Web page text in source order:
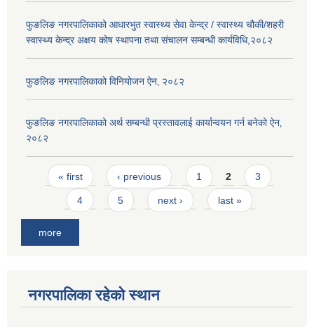
फुङलिङ नगरपालिकाको आधारभुत स्वास्थ्य सेवा केन्द्र / स्वास्थ्य चौकी/शहरी
स्वास्थ्य केन्द्र अक्षय कोष स्थापना तथा संचालन सम्बन्धी कार्यविधि,२०८२
फुङलिङ नगरपालिकाको विनियोजन ऐन‚ २०८२
फुङलिङ नगरपालिकाको अर्थ सम्बन्धी प्रस्तावलाई कार्यान्वयन गर्न बनेको ऐन‚
२०८२
Pages
« first ‹ previous 1 2 3
4 5 next › last »
more
नगरपालिका रहेको स्थान